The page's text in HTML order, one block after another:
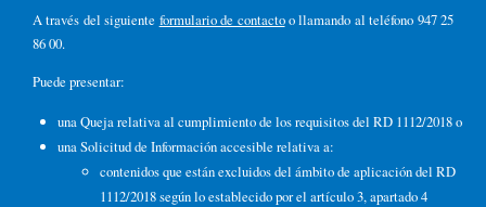
A través del siguiente formulario de contactoo llamando al teléfono 947 25
86 00.
Puede presentar:
una Queja relativa al cumplimiento de los requisitos del RD 1112/2018 o
una Solicitud de Información accesible relativa a:
contenidos que están excluidos del ámbito de aplicación del RD
1112/2018 según lo establecido por el artículo 3, apartado 4